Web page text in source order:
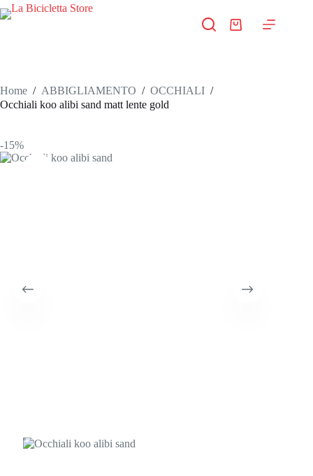
Salta
al
Carrello
Home / ABBIGLIAMENTO / OCCHIALI /
Occhiali koo alibi sand matt lente gold
-15%